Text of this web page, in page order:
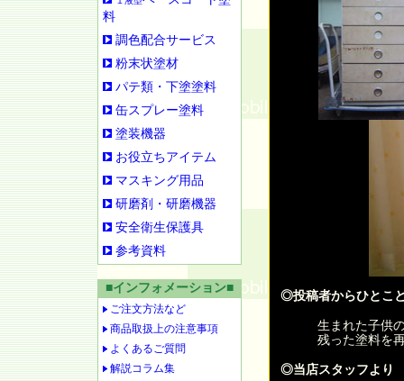
料
調色配合サービス
粉末状塗材
パテ類・下塗塗料
缶スプレー塗料
塗装機器
お役立ちアイテム
マスキング用品
研磨剤・研磨機器
安全衛生保護具
参考資料
■インフォメーション■
ご注文方法など
商品取扱上の注意事項
よくあるご質問
解説コラム集
◎投稿者からひとこ
生まれた子供
残った塗料を
◎当店スタッフより